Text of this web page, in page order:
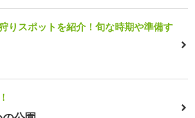
りスポットを紹介！旬な時期や準備す